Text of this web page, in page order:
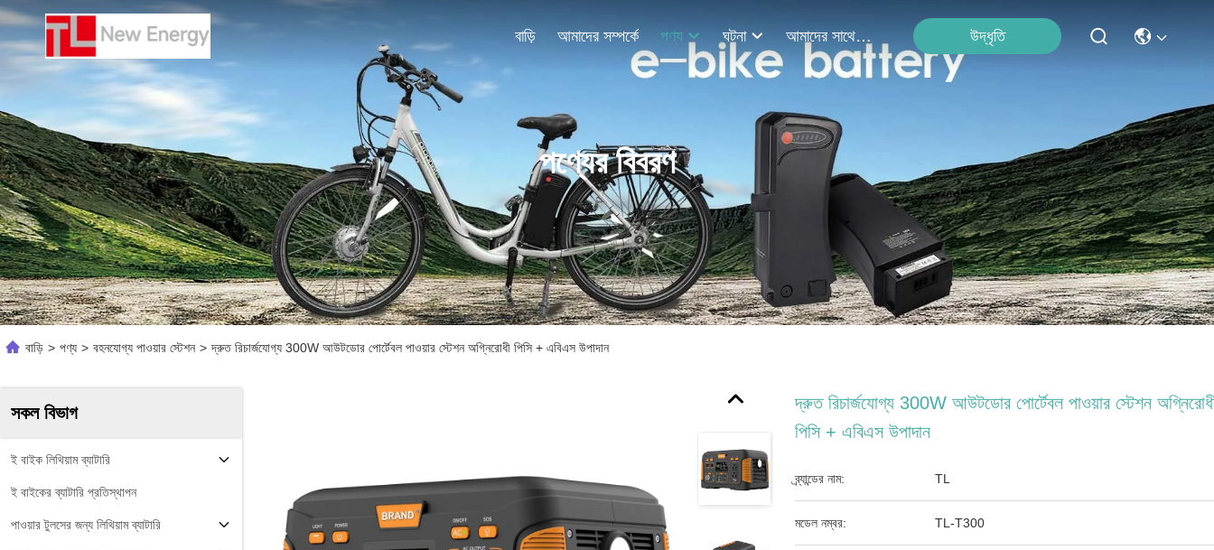
বাড়ি আমাদের সম্পর্কে পণ্য ঘটনা আমাদের সাথে যোগাযোগ উদ্ধৃতি
পণ্যের বিবরণ
বাড়ি > পণ্য > বহনযোগ্য পাওয়ার স্টেশন > দ্রুত রিচার্জযোগ্য 300W আউটডোর পোর্টেবল পাওয়ার স্টেশন অগ্নিরোধী পিসি + এবিএস উপাদান
সকল বিভাগ
ই বাইক লিথিয়াম ব্যাটারি
ই বাইকের ব্যাটারি প্রতিস্থাপন
পাওয়ার টুলসের জন্য লিথিয়াম ব্যাটারি
দ্রুত রিচার্জযোগ্য 300W আউটডোর পোর্টেবল পাওয়ার স্টেশন
পিসি + এবিএস উপাদান
ব্র্যান্ডের নাম: TL
মডেল নম্বর: TL-T300